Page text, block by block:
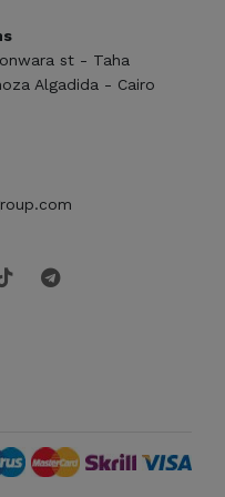
st - Taha
Algadida - Cairo